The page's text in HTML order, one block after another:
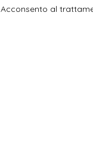
Acconsento al